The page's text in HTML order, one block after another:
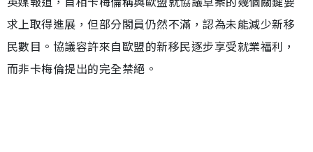
求上取得進展，但部分閣員仍然不滿，認為未能減少新移
民數目。協議容許來自歐盟的新移民逐步享受就業福利，
而非卡梅倫提出的完全禁絕。